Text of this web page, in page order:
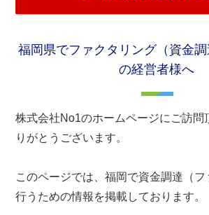
福岡県でファクタリング（資金
の経営者様へ
株式会社No1のホームページにご訪問
りがとうございます。
このページでは、福岡で資金調達（
行うための情報を掲載しております。